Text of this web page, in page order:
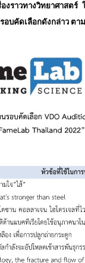
าวทางวิทยาศาสตร์
อบคัดเลือกดังกล่าว ต